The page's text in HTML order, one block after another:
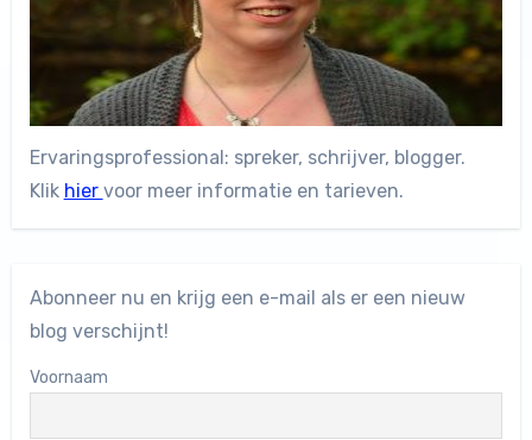
Ervaringsprofessional: spreker, schrijver, blogger.
Klik hier voor meer informatie en tarieven.
Abonneer nu en krijg een e-mail als er een nieuw
blog verschijnt!
Voornaam